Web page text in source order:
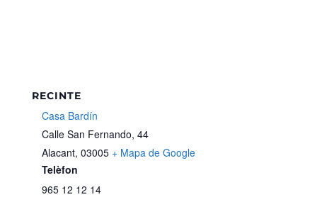
RECINTE
Casa Bardín
Calle San Fernando, 44
Alacant, 03005 + Mapa de Google
Telèfon
965 12 12 14